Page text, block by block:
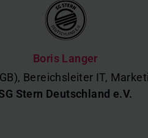
Boris Langer
Bereichsleiter IT,
Stern Deutschland e.V.